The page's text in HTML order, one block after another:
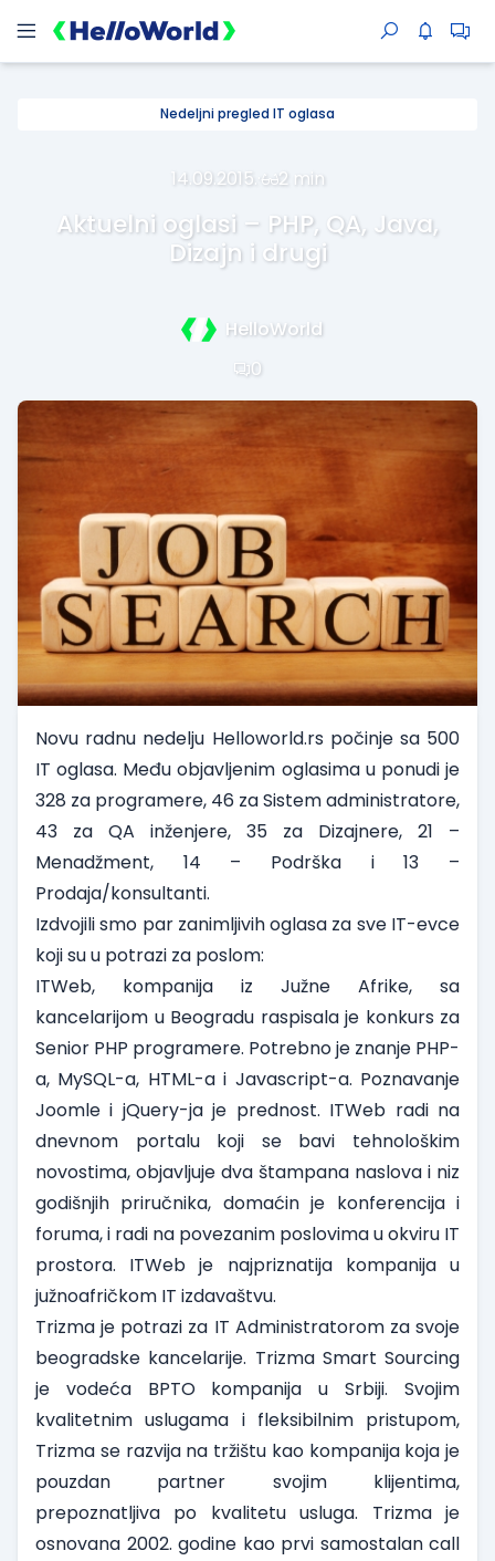
Nedeljni pregled IT oglasa
14.09.2015. 2 min
Aktuelni oglasi – PHP, QA, Java,
Dizajn i drugi
HelloWorld
0
Novu radnu nedelju Helloworld.rs počinje sa 500
IT oglasa. Među objavljenim oglasima u ponudi je
328 za programere, 46 zaSistem administratore,
43 za QA inženjere, 35 za Dizajnere, 21 –
Menadžment, 14 – Podrška i 13 –
Prodaja/konsultanti.
Izdvojili smo par zanimljivih oglasa za sve IT-evce
koji su u potrazi za poslom:
ITWeb, kompanija iz Južne Afrike, sa
kancelarijom u Beogradu raspisala je konkurs za
Senior PHP programere. Potrebno je znanje PHP-
a, MySQL-a, HTML-a i Javascript-a. Poznavanje
Joomle i jQuery-ja je prednost. ITWeb radi na
dnevnom portalu koji se bavi tehnološkim
novostima, objavljuje dva štampana naslova i niz
godišnjih priručnika, domaćin je konferencija i
foruma, i radi na povezanim poslovima u okviru IT
prostora. ITWeb je najpriznatija kompanija u
južnoafričkom IT izdavaštvu.
Trizma je potrazi za IT Administratoromza svoje
beogradske kancelarije. Trizma Smart Sourcing
je vodeća BPTO kompanija u Srbiji. Svojim
kvalitetnim uslugama i fleksibilnim pristupom,
Trizma se razvija na tržištu kao kompanija koja je
pouzdan partner svojim klijentima,
prepoznatljiva po kvalitetu usluga. Trizma je
osnovana 2002. godine kao prvi samostalan call